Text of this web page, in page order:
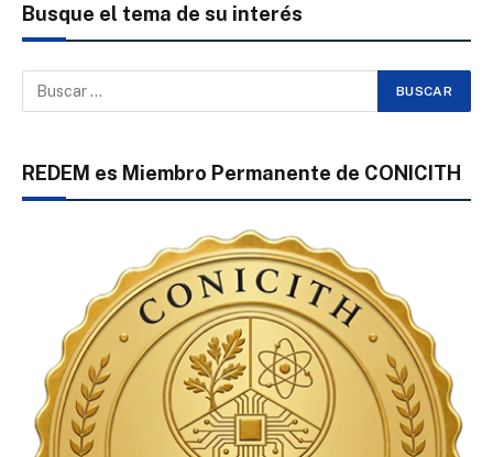
Busque el tema de su interés
REDEM es Miembro Permanente de CONICITH